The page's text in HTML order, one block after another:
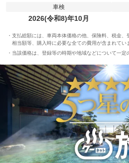
車検
2026(令和8)年10月
支払総額には、車両本体価格の他、保険料、税金
相当額等、購入時に必要な全ての費用が含まれてい
当該価格は、登録等の時期や地域などについて一定